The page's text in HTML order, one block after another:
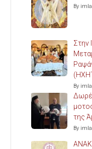
By
Στην
By
της
By